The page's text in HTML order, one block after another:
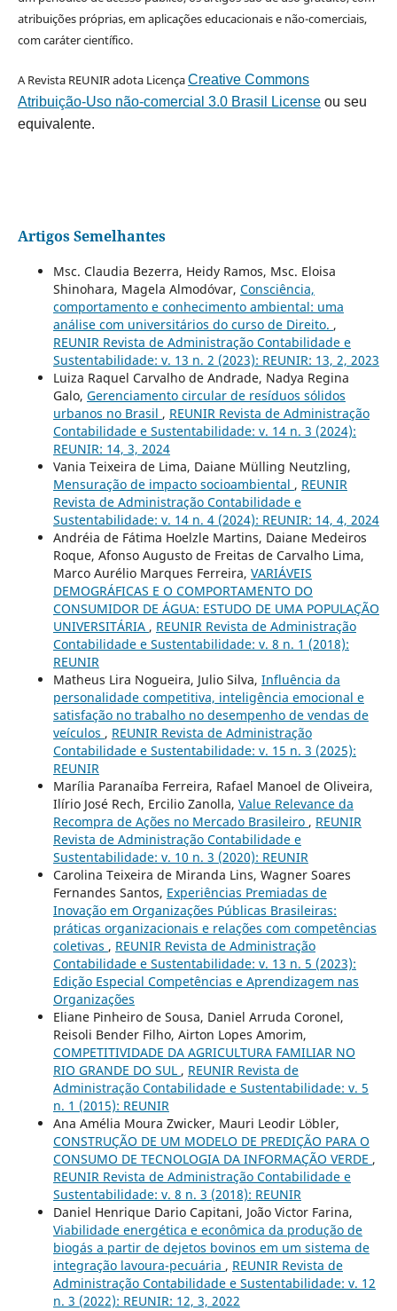
atribuições próprias, em aplicações educacionais e não-comerciais,
com caráter científico.
A Revista REUNIR adota LicençaCreative Commons
Atribuição-Uso não-comercial 3.0 Brasil Licenseou seu
equivalente.
Artigos Semelhantes
Msc. Claudia Bezerra, Heidy Ramos, Msc. Eloisa
Shinohara, Magela Almodóvar, Consciência,
comportamento e conhecimento ambiental: uma
análise com universitários do curso de Direito. ,
REUNIR Revista de Administração Contabilidade e
Sustentabilidade: v. 13 n. 2 (2023): REUNIR: 13, 2, 2023
Luiza Raquel Carvalho de Andrade, Nadya Regina
Galo, Gerenciamento circular de resíduos sólidos
urbanos no Brasil , REUNIR Revista de Administração
Contabilidade e Sustentabilidade: v. 14 n. 3 (2024):
REUNIR: 14, 3, 2024
Vania Teixeira de Lima, Daiane Mülling Neutzling,
Mensuração de impacto socioambiental , REUNIR
Revista de Administração Contabilidade e
Sustentabilidade: v. 14 n. 4 (2024): REUNIR: 14, 4, 2024
Andréia de Fátima Hoelzle Martins, Daiane Medeiros
Roque, Afonso Augusto de Freitas de Carvalho Lima,
Marco Aurélio Marques Ferreira, VARIÁVEIS
DEMOGRÁFICAS E O COMPORTAMENTO DO
CONSUMIDOR DE ÁGUA: ESTUDO DE UMA POPULAÇÃO
UNIVERSITÁRIA , REUNIR Revista de Administração
Contabilidade e Sustentabilidade: v. 8 n. 1 (2018):
REUNIR
Matheus Lira Nogueira, Julio Silva, Influência da
personalidade competitiva, inteligência emocional e
satisfação no trabalho no desempenho de vendas de
veículos , REUNIR Revista de Administração
Contabilidade e Sustentabilidade: v. 15 n. 3 (2025):
REUNIR
Marília Paranaíba Ferreira, Rafael Manoel de Oliveira,
Ilírio José Rech, Ercilio Zanolla, Value Relevance da
Recompra de Ações no Mercado Brasileiro , REUNIR
Revista de Administração Contabilidade e
Sustentabilidade: v. 10 n. 3 (2020): REUNIR
Carolina Teixeira de Miranda Lins, Wagner Soares
Fernandes Santos, Experiências Premiadas de
Inovação em Organizações Públicas Brasileiras:
práticas organizacionais e relações com competências
coletivas , REUNIR Revista de Administração
Contabilidade e Sustentabilidade: v. 13 n. 5 (2023):
Edição Especial Competências e Aprendizagem nas
Organizações
Eliane Pinheiro de Sousa, Daniel Arruda Coronel,
Reisoli Bender Filho, Airton Lopes Amorim,
COMPETITIVIDADE DA AGRICULTURA FAMILIAR NO
RIO GRANDE DO SUL , REUNIR Revista de
Administração Contabilidade e Sustentabilidade: v. 5
n. 1 (2015): REUNIR
Ana Amélia Moura Zwicker, Mauri Leodir Löbler,
CONSTRUÇÃO DE UM MODELO DE PREDIÇÃO PARA O
CONSUMO DE TECNOLOGIA DA INFORMAÇÃO VERDE ,
REUNIR Revista de Administração Contabilidade e
Sustentabilidade: v. 8 n. 3 (2018): REUNIR
Daniel Henrique Dario Capitani, João Victor Farina,
Viabilidade energética e econômica da produção de
biogás a partir de dejetos bovinos em um sistema de
integração lavoura-pecuária , REUNIR Revista de
Administração Contabilidade e Sustentabilidade: v. 12
n. 3 (2022): REUNIR: 12, 3, 2022